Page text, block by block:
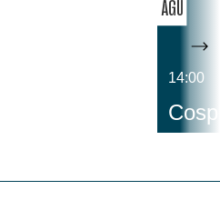
ÁGÚ
14:00